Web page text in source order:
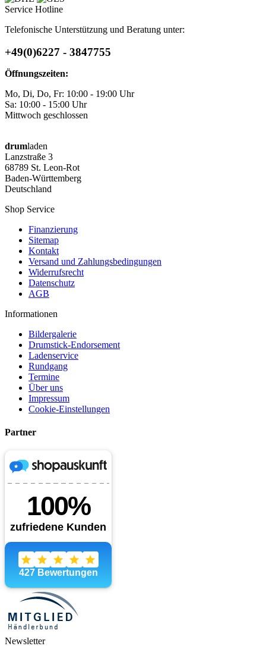
Service Hotline
Telefonische Unterstützung und Beratung unter:
+49(0)6227 - 3847755
Öffnungszeiten:
Mo, Di, Do, Fr: 10:00 - 19:00 Uhr
Sa: 10:00 - 15:00 Uhr
Mittwoch geschlossen
drumladen
Lanzstraße 3
68789 St. Leon-Rot
Baden-Württemberg
Deutschland
Shop Service
Finanzierung
Sitemap
Kontakt
Versand und Zahlungsbedingungen
Widerrufsrecht
Datenschutz
AGB
Informationen
Bildergalerie
Drumstick-Endorsement
Ladenservice
Rundgang
Termine
Über uns
Impressum
Cookie-Einstellungen
Partner
Newsletter